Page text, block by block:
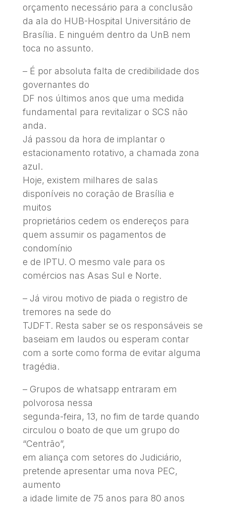
orçamento necessário para a conclusão
da ala do HUB-Hospital Universitário de
Brasília. E ninguém dentro da UnB nem
toca no assunto.
– É por absoluta falta de credibilidade dos
governantes do
DF nos últimos anos que uma medida
fundamental para revitalizar o SCS não
anda.
Já passou da hora de implantar o
estacionamento rotativo, a chamada zona
azul.
Hoje, existem milhares de salas
disponíveis no coração de Brasília e
muitos
proprietários cedem os endereços para
quem assumir os pagamentos de
condomínio
e de IPTU. O mesmo vale para os
comércios nas Asas Sul e Norte.
– Já virou motivo de piada o registro de
tremores na sede do
TJDFT. Resta saber se os responsáveis se
baseiam em laudos ou esperam contar
com a sorte como forma de evitar alguma
tragédia.
– Grupos de whatsapp entraram em
polvorosa nessa
segunda-feira, 13, no fim de tarde quando
circulou o boato de que um grupo do
“Centrão”,
em aliança com setores do Judiciário,
pretende apresentar uma nova PEC,
aumento
a idade limite de 75 anos para 80 anos